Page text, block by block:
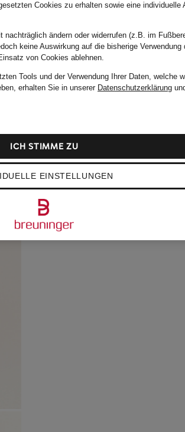
Cookies zu erhalten sowie eine individuelle
nachträglich ändern oder widerrufen (z.B. im
keine Auswirkung auf die bisherige Verwendung
von Cookies ablehnen.
Tools und der Verwendung Ihrer Daten, welche
erhalten Sie in unserer Datenschutzerklärung
EINSTELLUNGEN
ICH STIMME ZU